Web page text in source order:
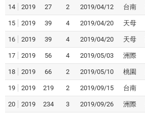
14 2019 27 2 2019/04/12 台南
15 2019 39 4 2019/04/20 天母
16 2019 39 4 2019/04/20 天母
17 2019 56 4 2019/05/03 洲際
18 2019 66 2 2019/05/10 桃園
19 2019 219 2 2019/09/15 台南
20 2019 234 3 2019/09/26 洲際